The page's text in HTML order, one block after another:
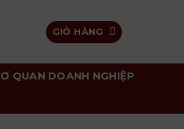
GIỎ HÀNG
QUAN DOANH NGHIỆP